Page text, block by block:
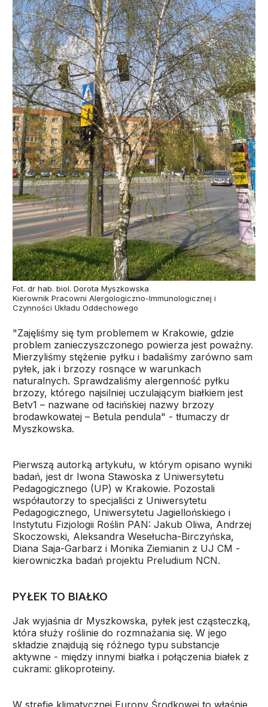
Fot. dr hab. biol. Dorota Myszkowska
Kierownik Pracowni Alergologiczno-Immunologicznej i
Czynności Układu Oddechowego
"Zajęliśmy się tym problemem w Krakowie, gdzie
problem zanieczyszczonego powierza jest poważny.
Mierzyliśmy stężenie pyłku i badaliśmy zarówno sam
pyłek, jak i brzozy rosnące w warunkach
naturalnych. Sprawdzaliśmy alergenność pyłku
brzozy, którego najsilniej uczulającym białkiem jest
Betv1 – nazwane od łacińskiej nazwy brzozy
brodawkowatej – Betula pendula" - tłumaczy dr
Myszkowska.
Pierwszą autorką artykułu, w którym opisano wyniki
badań, jest dr Iwona Stawoska z Uniwersytetu
Pedagogicznego (UP) w Krakowie. Pozostali
współautorzy to specjaliści z Uniwersytetu
Pedagogicznego, Uniwersytetu Jagiellońskiego i
Instytutu Fizjologii Roślin PAN: Jakub Oliwa, Andrzej
Skoczowski, Aleksandra Wesełucha-Birczyńska,
Diana Saja-Garbarz i Monika Ziemianin z UJ CM -
kierowniczka badań projektu Preludium NCN.
PYŁEK TO BIAŁKO
Jak wyjaśnia dr Myszkowska, pyłek jest cząsteczką,
która służy roślinie do rozmnażania się. W jego
składzie znajdują się różnego typu substancje
aktywne - między innymi białka i połączenia białek z
cukrami: glikoproteiny.